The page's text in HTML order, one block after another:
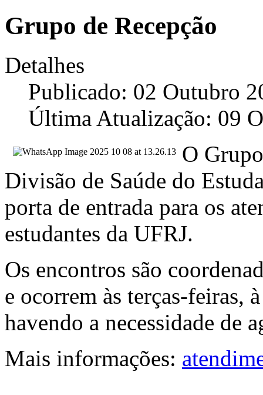
Grupo de Recepção
Detalhes
Publicado: 02 Outubro
Última Atualização: 09
O
Divisão de Saúde do
porta de entrada para os
estudantes da UFRJ.
Os encontros são
e ocorrem às terças-feiras,
havendo a necessidade de
Mais informações: